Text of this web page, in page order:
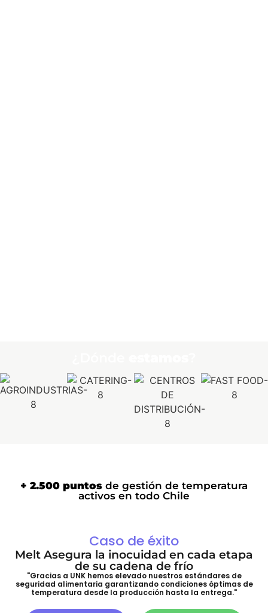
+ 2.500 puntos de gestión de temperatura
activos en todo Chile
Caso de éxito
Melt Asegura la inocuidad en cada etapa
de su cadena de frío
"Gracias a UNK hemos elevado nuestros estándares de
seguridad alimentaria garantizando condiciones óptimas de
temperatura desde la producción hasta la entrega."